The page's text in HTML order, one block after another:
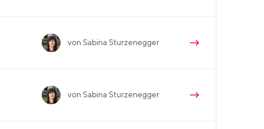
von Sabina Sturzenegger
von Sabina Sturzenegger